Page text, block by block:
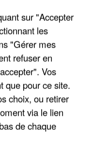
PAR UNE
SAVOIE
sur "Accepter
les
"Gérer mes
refuser en
Vos
que pour ce site.
choix, ou retirer
via le lien
de chaque